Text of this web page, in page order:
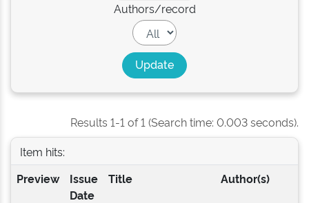
Authors/record
Results 1-1 of 1 (Search time: 0.003 seconds).
Item hits:
Preview
Issue
Date
Title Author(s)